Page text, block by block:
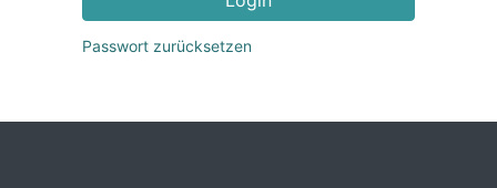
Passwort zurücksetzen